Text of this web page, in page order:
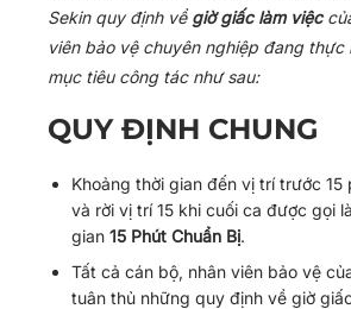
Sekin quy định về giờ giấc làm việc
viên bảo vệ chuyên nghiệp đang thực
mục tiêu công tác như sau:
QUY ĐỊNH CHUNG
Khoảng thời gian đến vị trí trước 15
và rời vị trí 15 khi cuối ca được gọi
gian 15 Phút Chuẩn Bị.
Tất cả cán bộ, nhân viên bảo vệ
tuân thủ những quy định về giờ